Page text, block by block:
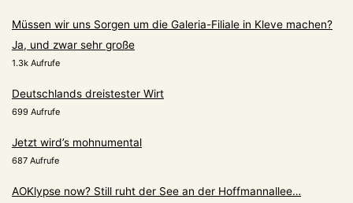
Müssen wir uns Sorgen um die Galeria-Filiale in Kleve machen?
Ja, und zwar sehr große
1.3k Aufrufe
Deutschlands dreistester Wirt
699 Aufrufe
Jetzt wird’s mohnumental
687 Aufrufe
AOKlypse now? Still ruht der See an der Hoffmannallee…